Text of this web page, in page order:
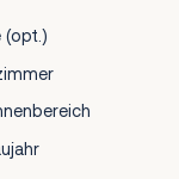
(opt.)